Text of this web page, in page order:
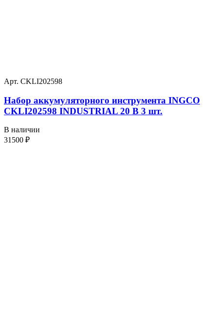
Арт. CKLI202598
Набор аккумуляторного инструмента INGCO
CKLI202598 INDUSTRIAL 20 В 3 шт.
В наличии
31500 ₽